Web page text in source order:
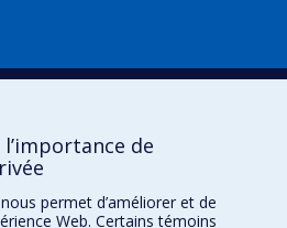
de
permet d’améliorer et de
Web. Certains témoins